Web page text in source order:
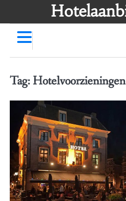
Tag: Hotelvoorzieningen